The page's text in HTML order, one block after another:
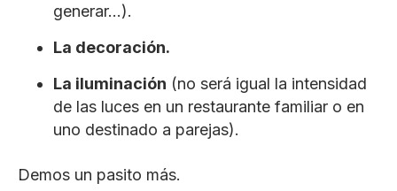
generar…).
La decoración.
La iluminación (no será igual la intensidad
de las luces en un restaurante familiar o en
uno destinado a parejas).
Demos un pasito más.